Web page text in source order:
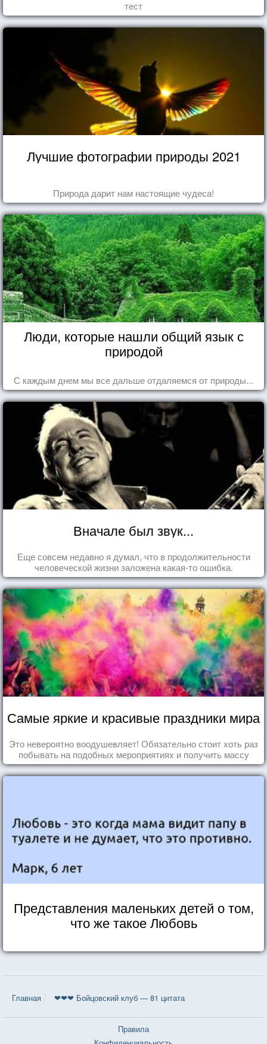
тест
Лучшие фотографии природы 2021
Природа дарит нам настоящие чудеса!
Люди, которые нашли общий язык с
природой
С каждым днем мы все дальше отдаляемся от природы...
Вначале был звук...
Еще совсем недавно я думал, что в продолжительности
человеческой жизни заложена какая-то ошибка.
Самые яркие и красивые праздники мира
Это невероятно воодушевляет! Обязательно стоит хоть раз
побывать на подобных мероприятиях и получить массу
впечатлений!
Представления маленьких детей о том,
что же такое Любовь
Главная ❤❤❤ Бойцовский клуб — 81 цитата
Правила